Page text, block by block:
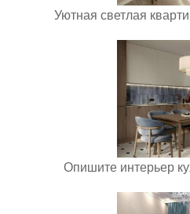
Уютная светлая
Опишите интерьер